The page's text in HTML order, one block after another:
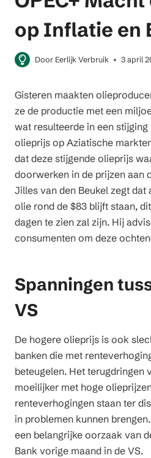
op Inflatie en
Door Eerlijk Verbruik 3 april
Gisteren maakten
ze de productie met een
wat resulteerde in een
olieprijs op Aziatische
dat deze stijgende olieprijs
doorwerken in de prijzen aan
Jilles van den Beukel zegt
olie rond de $83 blijft staan,
dagen te zien zal zijn. Hij
consumenten om deze
Spanningen
VS
De hogere olieprijs is ook
banken die met
beteugelen. Het terugdringen
moeilijker met hoge
renteverhogingen staan ter
in problemen kunnen
een belangrijke oorzaak van
Bank vorige maand in de VS.